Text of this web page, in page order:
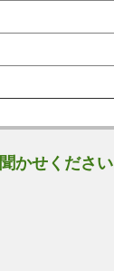
かせください